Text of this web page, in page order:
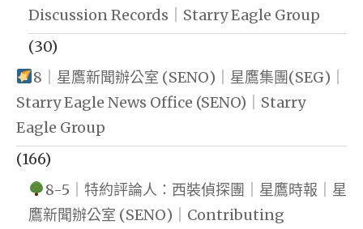
Discussion Records｜Starry Eagle Group
(30)
8｜星鷹新聞辦公室 (SENO)｜星鷹集團(SEG)｜
Starry Eagle News Office (SENO)｜Starry
Eagle Group
(166)
8-5｜特約評論人：西裝偵探團｜星鷹時報｜星
鷹新聞辦公室 (SENO)｜Contributing